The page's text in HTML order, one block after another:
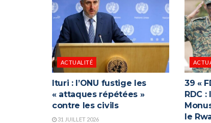
ACTUALITÉ
Ituri : l’ONU fustige les
« attaques répétées »
contre les civils
31 JUILLET 2026
39 «
RDC
le